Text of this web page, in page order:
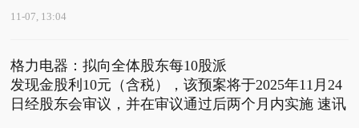
11-07, 13:04
格力电器：拟向全体股东每10股派
发现金股利10元（含税），该预案将于2025年11月24
日经股东会审议，并在审议通过后两个月内实施 速讯